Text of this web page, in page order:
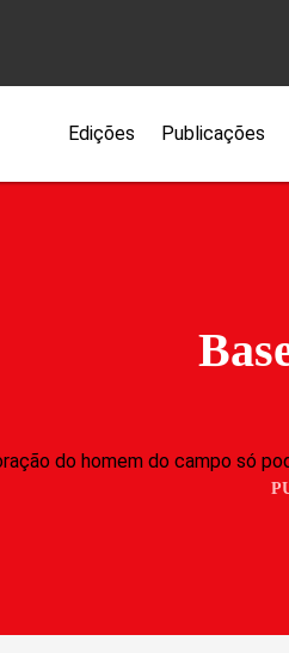
Edições Publicações
do homem do campo só